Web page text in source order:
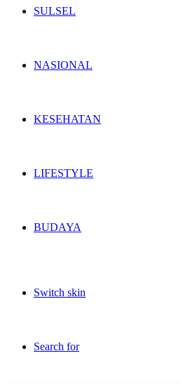
SULSEL
NASIONAL
KESEHATAN
LIFESTYLE
BUDAYA
Switch skin
Search for